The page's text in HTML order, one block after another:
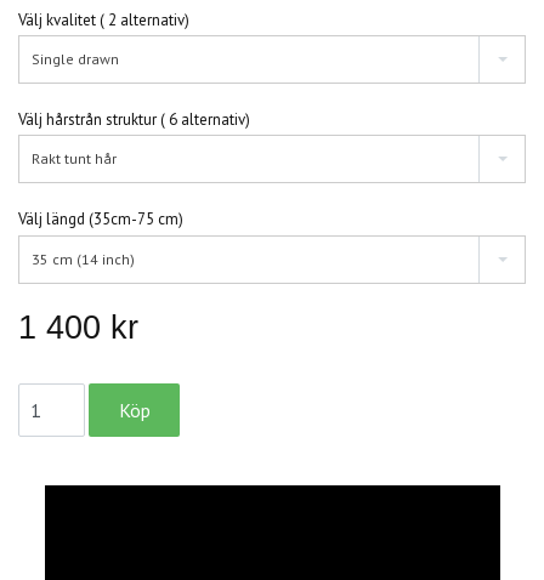
Välj kvalitet ( 2 alternativ)
Single drawn
Välj hårstrån struktur ( 6 alternativ)
Rakt tunt hår
Välj längd (35cm-75 cm)
35 cm (14 inch)
1 400 kr